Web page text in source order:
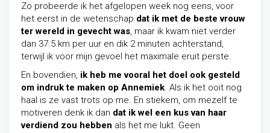
Zo probeerde ik het afgelopen week nog eens, voor
het eerst in de wetenschap dat ik met de beste vrouw
ter wereld in gevecht was, maar ik kwam niet verder
dan 37.5 km per uur en dik 2 minuten achterstand,
terwijl ik voor mijn gevoel het maximale eruit perste.
En bovendien, ik heb me vooral het doel ook gesteld
om indruk te maken op Annemiek. Als ik het ooit nog
haal is ze vast trots op me. En stiekem, om mezelf te
motiveren denk ik dan dat ik wel een kusvan haar
verdiend zou hebben als het me lukt. Geen